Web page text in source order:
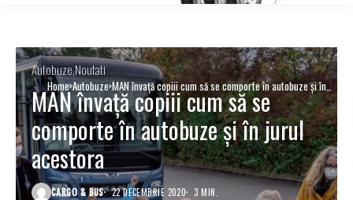
Home Autobuze MAN învață copiii cum să se comporte în autobuze și în
jurul acestora
AutobuzeNoutati
MAN învață copiii cum să se
comporte în autobuze și în jurul
acestora
CARGO & BUS 22 DECEMBRIE 2020 3 MIN.